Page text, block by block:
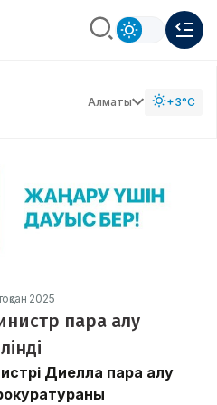
Алматы +3°C
2025
пара алу
Диелла пара алу